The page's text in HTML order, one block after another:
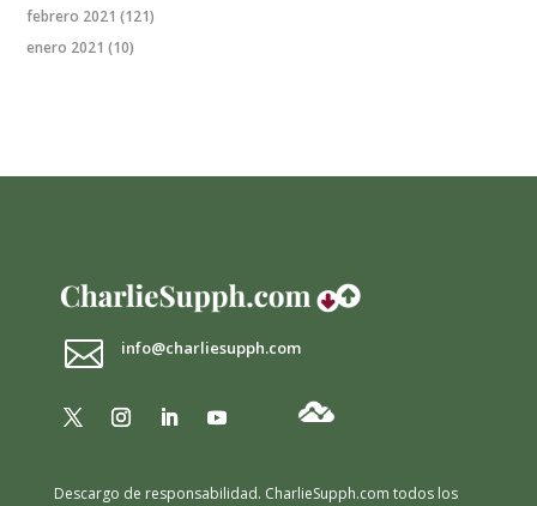
febrero 2021 (121)
enero 2021 (10)
 info@charliesupph.com
Descargo de responsabilidad. CharlieSupph.com todos los